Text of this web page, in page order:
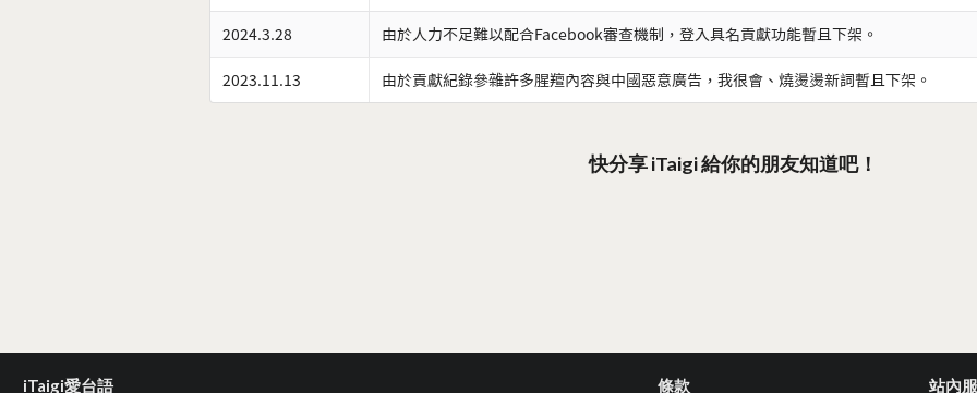
2024.3.28 由於人力不足難以配合Facebook審查機制，登入具名貢獻功能暫且下架。
2023.11.13 由於貢獻紀錄參雜許多腥羶內容與中國惡意廣告，我很會、燒燙燙新詞暫且下架。
快分享 iTaigi 給你的朋友知道吧！
iTaigi愛台語 條款 站內